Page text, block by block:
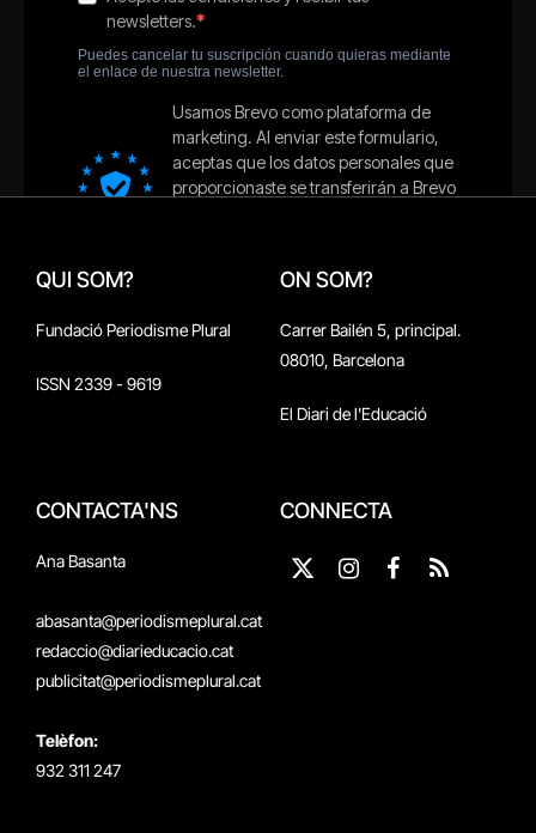
QUI SOM?
Fundació Periodisme Plural
ISSN 2339 - 9619
ON SOM?
Carrer Bailén 5, principal.
08010, Barcelona
El Diari de l'Educació
CONTACTA'NS
Ana Basanta
abasanta@periodismeplural.cat
redaccio@diarieducacio.cat
publicitat@periodismeplural.cat
Telèfon:
932 311 247
CONNECTA
X
Instagram
Facebook
RSS